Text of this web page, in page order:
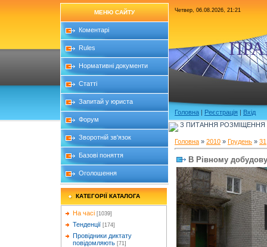
МЕНЮ САЙТУ
Коментарі
Rules
Нормативні документи
Статті
Запитай у юриста
Форум
Зворотній зв'язок
Базові поняття
Оголошення
КАТЕГОРІЇ КАТАЛОГА
На часі [1039]
Тенденції [174]
Провідники диктату
повідомляють [71]
Четвер, 06.08.2026, 21:21
Головна | Реєстрація | Вхід
З ПИТАННЯ РОЗМІЩЕННЯ
Головна » 2010 » Грудень » 31
В Рівному